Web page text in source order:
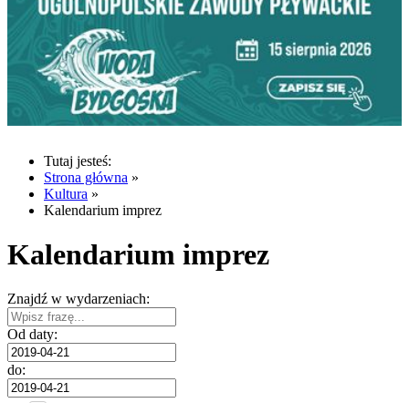
Tutaj jesteś:
Strona główna »
Kultura »
Kalendarium imprez
Kalendarium imprez
Znajdź w wydarzeniach:
Od daty:
do: